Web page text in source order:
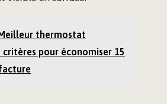
thermostat
critères pour économiser 15